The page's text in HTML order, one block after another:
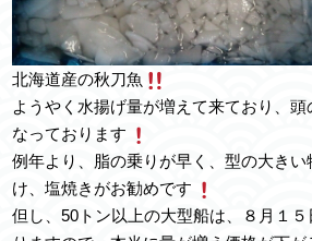
北海道産の秋刀魚
ようやく水揚げ量が増えて来ており、頭
なっております
例年より、脂の乗りが早く、型の大き
け、塩焼きがお勧めです
但し、50トン以上の大型船は、８月１